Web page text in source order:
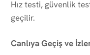
Hız testi, güvenlik
geçilir.
Canlıya Geçiş ve